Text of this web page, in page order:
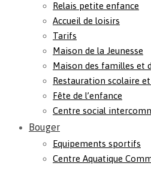
Relais petite enfance
Accueil de loisirs
Tarifs
Maison de la Jeunesse
Maison des familles et
Restauration scolaire
Fête de l’enfance
Centre social
Bouger
Equipements sportifs
Centre Aquatique